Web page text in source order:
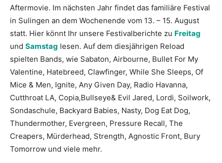
Aftermovie. Im nächsten Jahr findet das familiäre Festival
in Sulingen an dem Wochenende vom 13. – 15. August
statt. Hier könnt Ihr unsere Festivalberichte zu Freitag
und Samstag lesen. Auf dem diesjährigen Reload
spielten Bands, wie Sabaton, Airbourne, Bullet For My
Valentine, Hatebreed, Clawfinger, While She Sleeps, Of
Mice & Men, Ignite, Any Given Day, Radio Havanna,
Cutthroat LA, Copia,Bullseye& Evil Jared, Lordi, Soilwork,
Sondaschule, Backyard Babies, Nasty, Dog Eat Dog,
Thundermother, Evergreen, Pressure Recall, The
Creapers, Mürderhead, Strength, Agnostic Front, Bury
Tomorrow und viele mehr.